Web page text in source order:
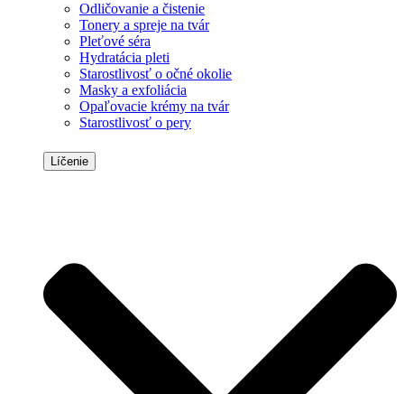
Odličovanie a čistenie
Tonery a spreje na tvár
Pleťové séra
Hydratácia pleti
Starostlivosť o očné okolie
Masky a exfoliácia
Opaľovacie krémy na tvár
Starostlivosť o pery
Líčenie